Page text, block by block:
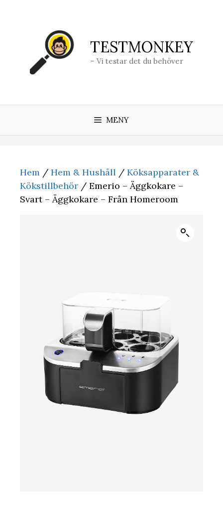
TESTMONKEY
– Vi testar det du behöver
MENY
Hem / Hem & Hushåll / Köksapparater &
Kökstillbehör / Emerio – Äggkokare –
Svart – Äggkokare – Från Homeroom